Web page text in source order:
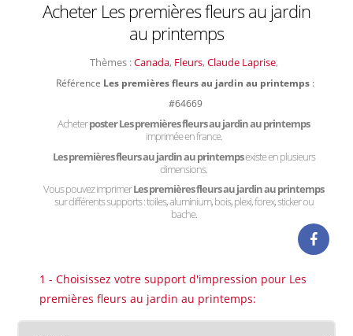
Acheter Les premières fleurs au jardin
au printemps
Thèmes :Canada, Fleurs, Claude Laprise,
Référence Les premières fleurs au jardin au printemps :
#64669
Acheterposter Les premières fleurs au jardin au printemps
imprimée en france.
Les premières fleurs au jardin au printempsexiste en plusieurs
dimensions.
Vous pouvez imprimerLes premières fleurs au jardin au printemps
sur différents supports : toiles, aluminium, bois, plexi, forex, sticker ou
bache.
1 - Choisissez votre support d'impression pour Les
premières fleurs au jardin au printemps: